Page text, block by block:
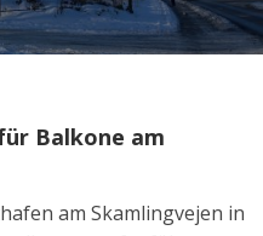
Balkone am
am Skamlingvejen in